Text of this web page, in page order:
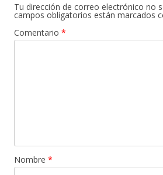
Tu dirección de correo electrónico no
campos obligatorios están marcados
Comentario *
Nombre *